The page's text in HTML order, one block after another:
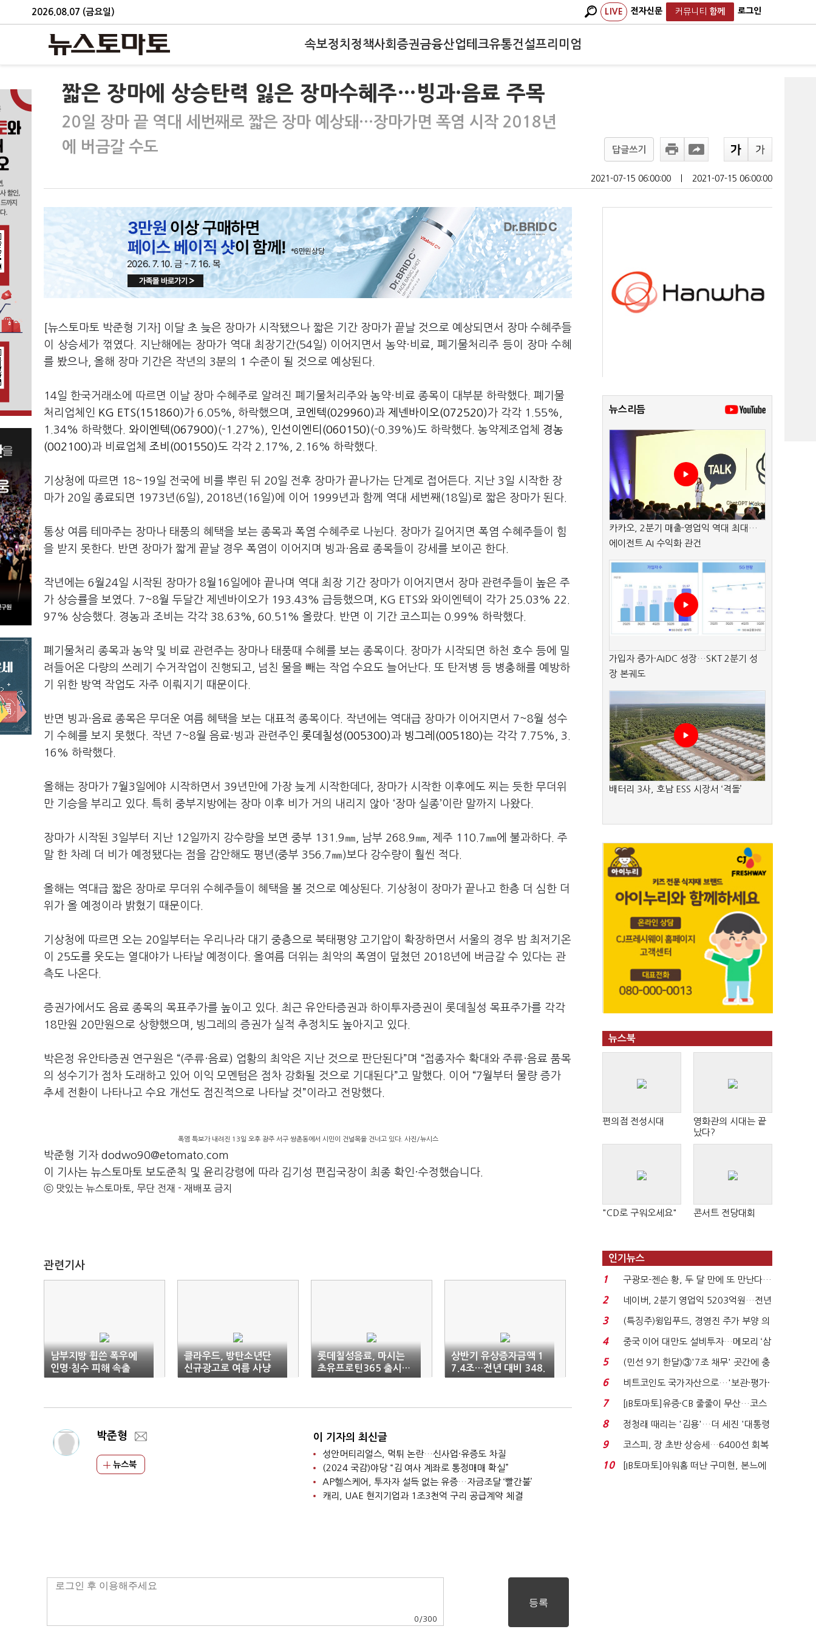
2026.08.07 (금요일) LIVE 전자신문 커뮤니티 함께 로그인
속보정치 정책사회 증권금융산업테크유통건설프리미엄
짧은 장마에 상승탄력 잃은 장마수혜주…빙과·음료 주목
20일 장마 끝 역대 세번째로 짧은 장마 예상돼…장마가면 폭염 시작 2018년
에 버금갈 수도
답글쓰기
2021-07-15 06:00:00 2021-07-15 06:00:00
[뉴스토마토 박준형 기자] 이달 초 늦은 장마가 시작됐으나 짧은 기간 장마가 끝날 것으로 예상되면서 장마 수혜주들
이 상승세가 꺾였다. 지난해에는 장마가 역대 최장기간(54일) 이어지면서 농약·비료, 폐기물처리주 등이 장마 수혜
를 봤으나, 올해 장마 기간은 작년의 3분의 1 수준이 될 것으로 예상된다.
14일 한국거래소에 따르면 이날 장마 수혜주로 알려진 폐기물처리주와 농약·비료 종목이 대부분 하락했다. 폐기물
처리업체인 KG ETS(151860)가 6.05%, 하락했으며, 코엔텍(029960)과 제넨바이오(072520)가 각각 1.55%,
1.34% 하락했다. 와이엔텍(067900)(-1.27%), 인선이엔티(060150)(-0.39%)도 하락했다. 농약제조업체 경농
(002100)과 비료업체 조비(001550)도 각각 2.17%, 2.16% 하락했다.
기상청에 따르면 18~19일 전국에 비를 뿌린 뒤 20일 전후 장마가 끝나가는 단계로 접어든다. 지난 3일 시작한 장
마가 20일 종료되면 1973년(6일), 2018년(16일)에 이어 1999년과 함께 역대 세번째(18일)로 짧은 장마가 된다.
통상 여름 테마주는 장마나 태풍의 혜택을 보는 종목과 폭염 수혜주로 나뉜다. 장마가 길어지면 폭염 수혜주들이 힘
을 받지 못한다. 반면 장마가 짧게 끝날 경우 폭염이 이어지며 빙과·음료 종목들이 강세를 보이곤 한다.
작년에는 6월24일 시작된 장마가 8월16일에야 끝나며 역대 최장 기간 장마가 이어지면서 장마 관련주들이 높은 주
가 상승률을 보였다. 7~8월 두달간 제넨바이오가 193.43% 급등했으며, KG ETS와 와이엔텍이 각가 25.03% 22.
97% 상승했다. 경농과 조비는 각각 38.63%, 60.51% 올랐다. 반면 이 기간 코스피는 0.99% 하락했다.
폐기물처리 종목과 농약 및 비료 관련주는 장마나 태풍때 수혜를 보는 종목이다. 장마가 시작되면 하천 호수 등에 밀
려들어온 다량의 쓰레기 수거작업이 진행되고, 넘친 물을 빼는 작업 수요도 늘어난다. 또 탄저병 등 병충해를 예방하
기 위한 방역 작업도 자주 이뤄지기 때문이다.
반면 빙과·음료 종목은 무더운 여름 혜택을 보는 대표적 종목이다. 작년에는 역대급 장마가 이어지면서 7~8월 성수
기 수혜를 보지 못했다. 작년 7~8월 음료·빙과 관련주인 롯데칠성(005300)과 빙그레(005180)는 각각 7.75%, 3.
16% 하락했다.
올해는 장마가 7월3일에야 시작하면서 39년만에 가장 늦게 시작한데다, 장마가 시작한 이후에도 찌는 듯한 무더위
만 기승을 부리고 있다. 특히 중부지방에는 장마 이후 비가 거의 내리지 않아 ‘장마 실종’이란 말까지 나왔다.
장마가 시작된 3일부터 지난 12일까지 강수량을 보면 중부 131.9㎜, 남부 268.9㎜, 제주 110.7㎜에 불과하다. 주
말 한 차례 더 비가 예정됐다는 점을 감안해도 평년(중부 356.7㎜)보다 강수량이 훨씬 적다.
올해는 역대급 짧은 장마로 무더위 수혜주들이 혜택을 볼 것으로 예상된다. 기상청이 장마가 끝나고 한층 더 심한 더
위가 올 예정이라 밝혔기 때문이다.
기상청에 따르면 오는 20일부터는 우리나라 대기 중층으로 북태평양 고기압이 확장하면서 서울의 경우 밤 최저기온
이 25도를 웃도는 열대야가 나타날 예정이다. 올여름 더위는 최악의 폭염이 덮쳤던 2018년에 버금갈 수 있다는 관
측도 나온다.
증권가에서도 음료 종목의 목표주가를 높이고 있다. 최근 유안타증권과 하이투자증권이 롯데칠성 목표주가를 각각
18만원 20만원으로 상향했으며, 빙그레의 증권가 실적 추정치도 높아지고 있다.
박은정 유안타증권 연구원은 “(주류·음료) 업황의 최악은 지난 것으로 판단된다”며 “접종자수 확대와 주류·음료 품목
의 성수기가 점차 도래하고 있어 이익 모멘텀은 점차 강화될 것으로 기대된다”고 말했다. 이어 “7월부터 물량 증가
추세 전환이 나타나고 수요 개선도 점진적으로 나타날 것”이라고 전망했다.
폭염 특보가 내려진 13일 오후 광주 서구 쌍촌동에서 시민이 건널목을 건너고 있다. 사진/뉴시스
박준형 기자 dodwo90@etomato.com
이 기사는 뉴스토마토 보도준칙 및 윤리강령에 따라 김기성 편집국장이 최종 확인·수정했습니다.
ⓒ 맛있는 뉴스토마토, 무단 전재 - 재배포 금지
관련기사
남부지방 휩쓴 폭우에
인명·침수 피해 속출
클라우드, 방탄소년단
신규광고로 여름 사냥
나서
롯데칠성음료, 마시는
초유프로틴365 출시…
단백질 식품 시장 공략
상반기 유상증자금액 1
7.4조…전년 대비 348.
7%↑
박준형
뉴스북
이 기자의 최신글
성안머티리얼스, 먹튀 논란…신사업·유증도 차질
(2024 국감)야당 “김 여사 계좌로 통정매매 확실”
AP헬스케어, 투자자 설득 없는 유증…자금조달 ‘빨간불’
캐리, UAE 현지기업과 1조3천억 구리 공급계약 체결
0 /300
뉴스리듬
카카오, 2분기 매출·영업익 역대 최대…
에이전트 AI 수익화 관건
가입자 증가·AIDC 성장…SKT 2분기 성
장 본궤도
배터리 3사, 호남 ESS 시장서 ‘격돌’
뉴스북
편의점 전성시대
영화관의 시대는 끝
났다?
"CD로 구워오세요" 콘서트 전당대회
인기뉴스
1
구광모-젠슨 황, 두 달 만에 또 만난다…
로봇·AI 등 논...
2
네이버, 2분기 영업익 5203억원…전년
비 0.2% 감소...
3
(특징주)윙입푸드, 경영진 주가 부양 의
지에 상한가...
4
중국 이어 대만도 설비투자…메모리 ‘삼
국전쟁’
5
(민선 9기 한달)③'7조 채무' 곳간에 충
격…추미애, 20년...
6
비트코인도 국가자산으로…'보관·평가·
처분' 기준은 ...
7
[IB토마토]유증·CB 줄줄이 무산…코스
닥 벌점 급증에 ...
8
정청래 때리는 '김용'…더 세진 '대통령
최측근' 입...
9
코스피, 장 초반 상승세…6400선 회복
시도
10
[IB토마토]아워홈 떠난 구미현, 본느에